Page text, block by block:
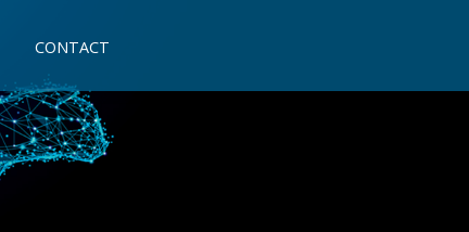
CONTACT